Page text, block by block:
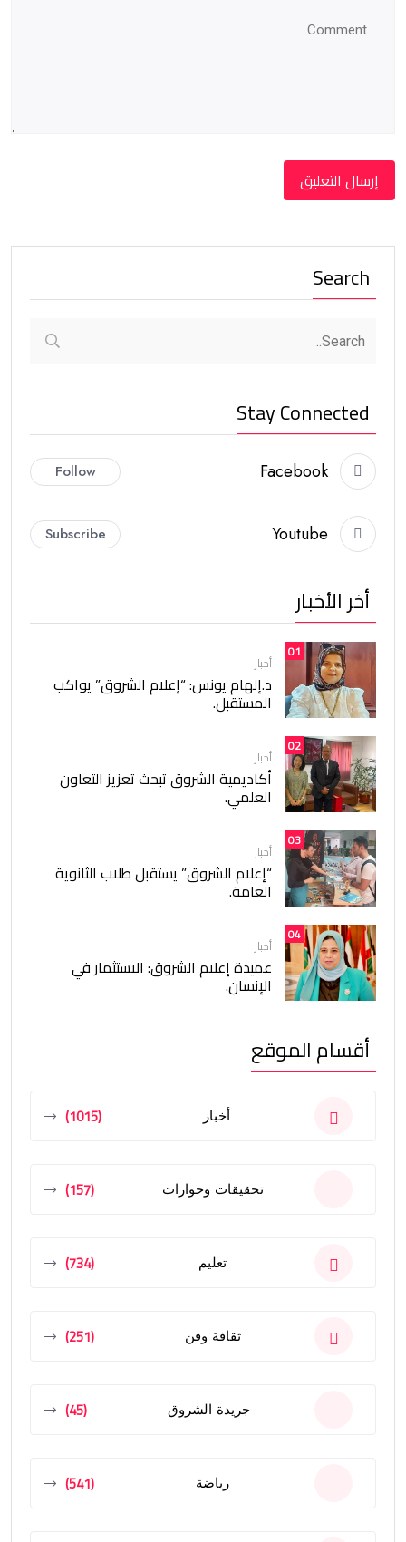
Search
Stay Connected
Facebook
Follow
Youtube
Subscribe
أخر الأخبار
01
أخبار
د.إلهام يونس: “إعلام الشروق” يواكب
المستقبل.
02
أخبار
أكاديمية الشروق تبحث تعزيز التعاون
العلمي.
03
أخبار
“إعلام الشروق” يستقبل طلاب الثانوية
العامة.
04
أخبار
عميدة إعلام الشروق: الاستثمار في
الإنسان.
أقسام الموقع
أخبار (1015)
تحقيقات وحوارات (157)
تعليم (734)
ثقافة وفن (251)
جريدة الشروق (45)
رياضة (541)